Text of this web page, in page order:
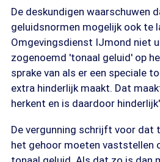
De deskundigen waarschuwen
geluidsnormen mogelijk ook te
Omgevingsdienst IJmond niet
zogenoemd 'tonaal geluid' op
sprake van als er een speciale
extra hinderlijk maakt. Dat
herkent en is daardoor
De vergunning schrijft voor dat
het gehoor moeten vaststellen